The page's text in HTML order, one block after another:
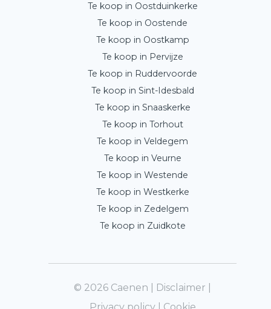
Te koop in Oostduinkerke
Te koop in Oostende
Te koop in Oostkamp
Te koop in Pervijze
Te koop in Ruddervoorde
Te koop in Sint-Idesbald
Te koop in Snaaskerke
Te koop in Torhout
Te koop in Veldegem
Te koop in Veurne
Te koop in Westende
Te koop in Westkerke
Te koop in Zedelgem
Te koop in Zuidkote
© 2026 Caenen | Disclaimer